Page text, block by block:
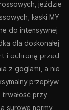
jeździe
kaski MY
do intensywnej
dla doskonałej
i ochronę przed
z goglami, a nie
przepływ
przy
surowe normy